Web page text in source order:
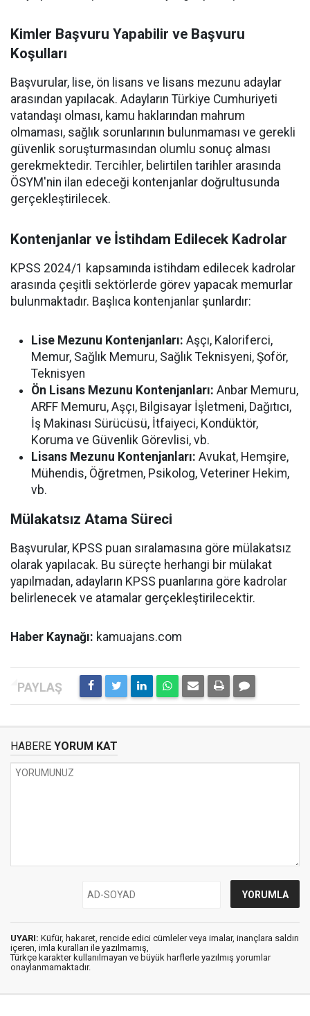
Kimler Başvuru Yapabilir ve Başvuru
Koşulları
Başvurular, lise, ön lisans ve lisans mezunu adaylar
arasından yapılacak. Adayların Türkiye Cumhuriyeti
vatandaşı olması, kamu haklarından mahrum
olmaması, sağlık sorunlarının bulunmaması ve gerekli
güvenlik soruşturmasından olumlu sonuç alması
gerekmektedir. Tercihler, belirtilen tarihler arasında
ÖSYM'nin ilan edeceği kontenjanlar doğrultusunda
gerçekleştirilecek.
Kontenjanlar ve İstihdam Edilecek Kadrolar
KPSS 2024/1 kapsamında istihdam edilecek kadrolar
arasında çeşitli sektörlerde görev yapacak memurlar
bulunmaktadır. Başlıca kontenjanlar şunlardır:
Lise Mezunu Kontenjanları: Aşçı, Kaloriferci,
Memur, Sağlık Memuru, Sağlık Teknisyeni, Şoför,
Teknisyen
Ön Lisans Mezunu Kontenjanları: Anbar Memuru,
ARFF Memuru, Aşçı, Bilgisayar İşletmeni, Dağıtıcı,
İş Makinası Sürücüsü, İtfaiyeci, Kondüktör,
Koruma ve Güvenlik Görevlisi, vb.
Lisans Mezunu Kontenjanları: Avukat, Hemşire,
Mühendis, Öğretmen, Psikolog, Veteriner Hekim,
vb.
Mülakatsız Atama Süreci
Başvurular, KPSS puan sıralamasına göre mülakatsız
olarak yapılacak. Bu süreçte herhangi bir mülakat
yapılmadan, adayların KPSS puanlarına göre kadrolar
belirlenecek ve atamalar gerçekleştirilecektir.
Haber Kaynağı: kamuajans.com
HABERE YORUM KAT
UYARI: Küfür, hakaret, rencide edici cümleler veya imalar, inançlara saldırı
içeren, imla kuralları ile yazılmamış,
Türkçe karakter kullanılmayan ve büyük harflerle yazılmış yorumlar
onaylanmamaktadır.